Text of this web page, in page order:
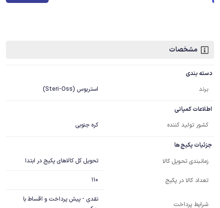
مشخصات
دسته بندی
برند
استریوس (Steri-Oss)
اطلاعات کمپانی
کشور تولید کننده
کره جنوبی
جزئیات پکیج ها
زمانبندی تحویل کالا
تحویل کل کالاهای پکیج در ابتدا
تعداد کالا در پکیج 110
شرایط پرداخت
نقدی - پیش پرداخت و اقساط با